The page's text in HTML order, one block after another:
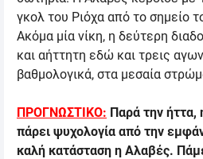
γκολ του Ριόχα από το σημείο
Ακόμα μία νίκη, η δεύτερη
και αήττητη εδώ και τρεις
βαθμολογικά, στα μεσαία
ΠΡΟΓΝΩΣΤΙΚΟ: Παρά την ήττα,
πάρει ψυχολογία από την
καλή κατάσταση η Αλαβές.